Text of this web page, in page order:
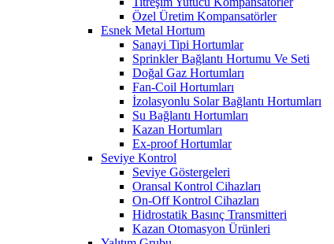
Özel Üretim Kompansatörler
Esnek Metal Hortum
Sanayi Tipi Hortumlar
Sprinkler Bağlantı Hortumu Ve Seti
Doğal Gaz Hortumları
Fan-Coil Hortumları
İzolasyonlu Solar Bağlantı Hortumları
Su Bağlantı Hortumları
Kazan Hortumları
Ex-proof Hortumlar
Seviye Kontrol
Seviye Göstergeleri
Oransal Kontrol Cihazları
On-Off Kontrol Cihazları
Hidrostatik Basınç Transmitteri
Kazan Otomasyon Ürünleri